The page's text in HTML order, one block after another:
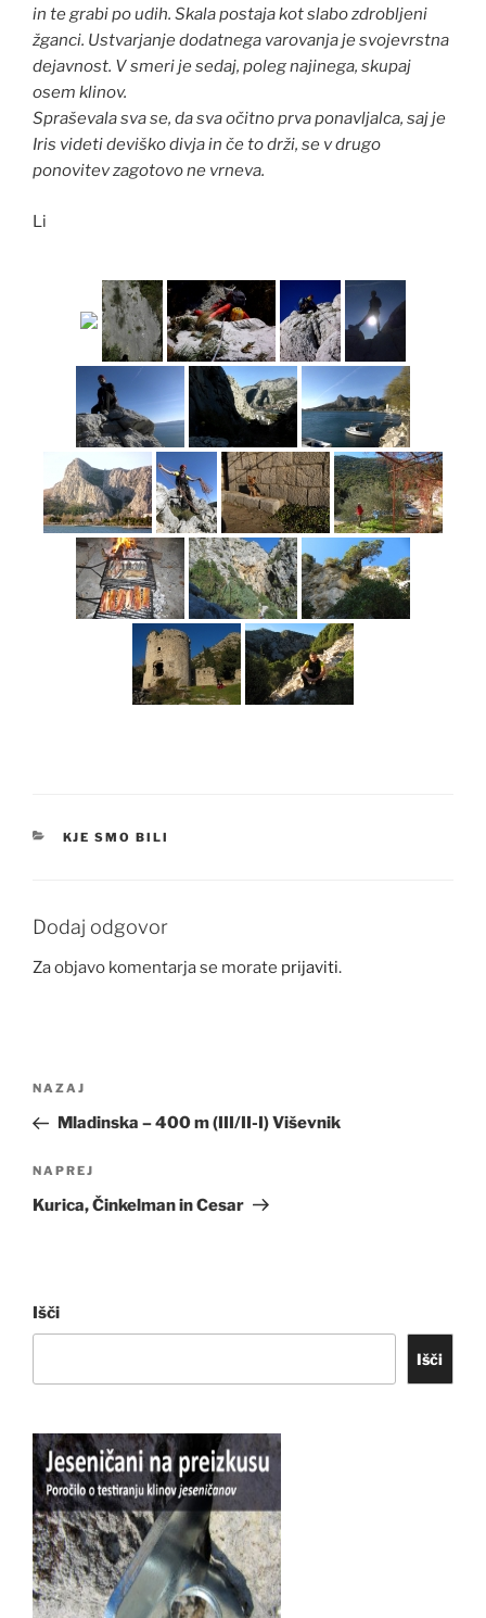
in te grabi po udih. Skala postaja kot slabo zdrobljeni
žganci. Ustvarjanje dodatnega varovanja je svojevrstna
dejavnost. V smeri je sedaj, poleg najinega, skupaj
osem klinov.
Spraševala sva se, da sva očitno prva ponavljalca, saj je
Iris videti deviško divja in če to drži, se v drugo
ponovitev zagotovo ne vrneva.
Li
KATEGORIJE
KJE SMO BILI
Dodaj odgovor
Za objavo komentarja se morate prijaviti.
Prejšnji
prispevek
NAZAJ
Mladinska – 400 m (III/II-I) Viševnik
Naslednji
prispevek
NAPREJ
Kurica, Činkelman in Cesar
Išči
Išči